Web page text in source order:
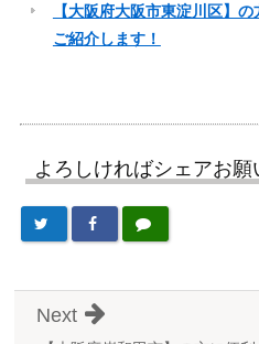
【大阪府大阪市東淀川区】
ご紹介します！
よろしければシェアお願
Next